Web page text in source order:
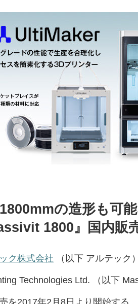
の造形も可
1800』国内販
ク株式会社 （以下 アルテック
Technologies Ltd. （以下